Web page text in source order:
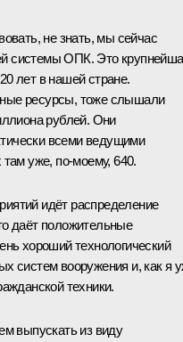
не знать, мы сейчас
системы ОПК. Это
лет в нашей стране.
ресурсы, тоже слышали
рублей. Они
всеми ведущими
уже, по‑моему, 640.
идёт распределение
даёт положительные
хороший технологический
систем вооружения и, как я
техники.
выпускать из виду